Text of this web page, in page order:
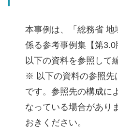
本事例は、「総務省 地
係る参考事例集【第3.0
以下の資料を参照して
※ 以下の資料の参照先
です。参照先の構成に
なっている場合があり
おきください。